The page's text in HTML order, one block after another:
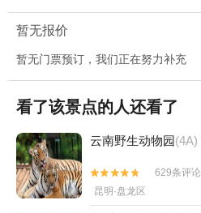
暂无报价
暂无门票预订，我们正在努力补充
看了该景点的人还看了
云南野生动物园(4A)


629条评论
昆明·盘龙区